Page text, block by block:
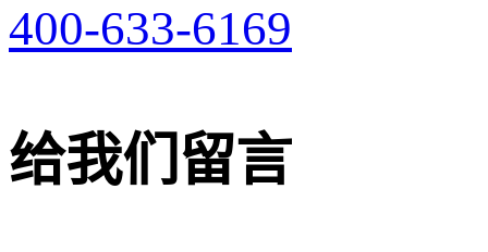
400-633-6169
给我们留言